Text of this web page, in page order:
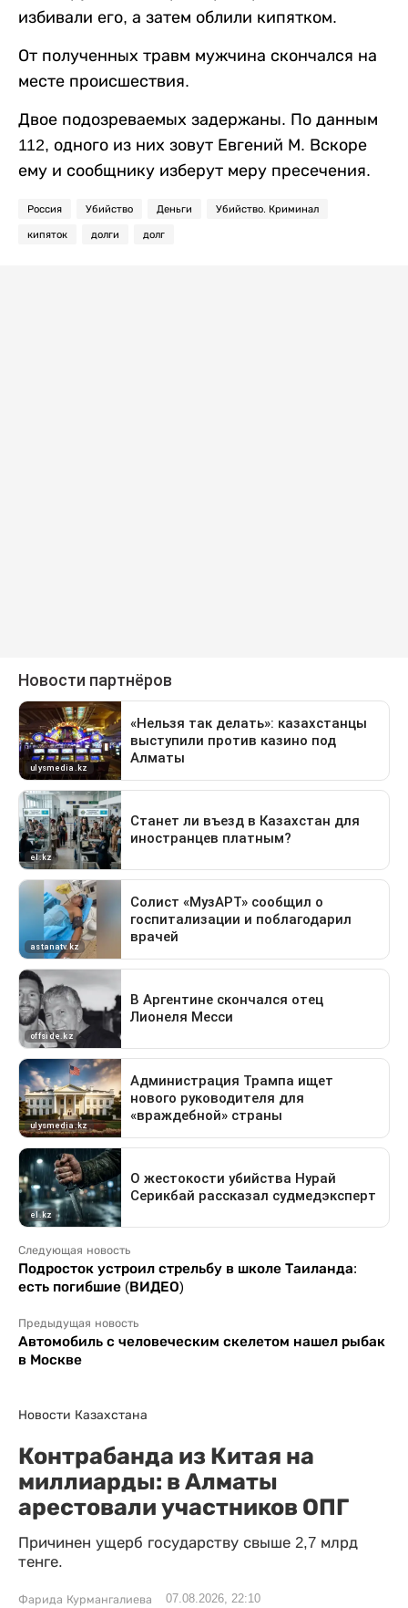
избивали его, а затем облили кипятком.
От полученных травм мужчина скончался на
месте происшествия.
Двое подозреваемых задержаны. По данным
112, одного из них зовут Евгений М. Вскоре
ему и сообщнику изберут меру пресечения.
Россия Убийство Деньги Убийство. Криминал
кипяток долги долг
Следующая новость
Подросток устроил стрельбу в школе Таиланда:
есть погибшие (ВИДЕО)
Предыдущая новость
Автомобиль с человеческим скелетом нашел рыбак
в Москве
Новости Казахстана
Контрабанда из Китая на
миллиарды: в Алматы
арестовали участников ОПГ
Причинен ущерб государству свыше 2,7 млрд
тенге.
Фарида Курмангалиева 07.08.2026, 22:10